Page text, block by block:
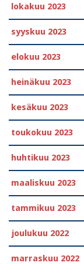
lokakuu 2023
syyskuu 2023
elokuu 2023
heinäkuu 2023
kesäkuu 2023
toukokuu 2023
huhtikuu 2023
maaliskuu 2023
tammikuu 2023
joulukuu 2022
marraskuu 2022